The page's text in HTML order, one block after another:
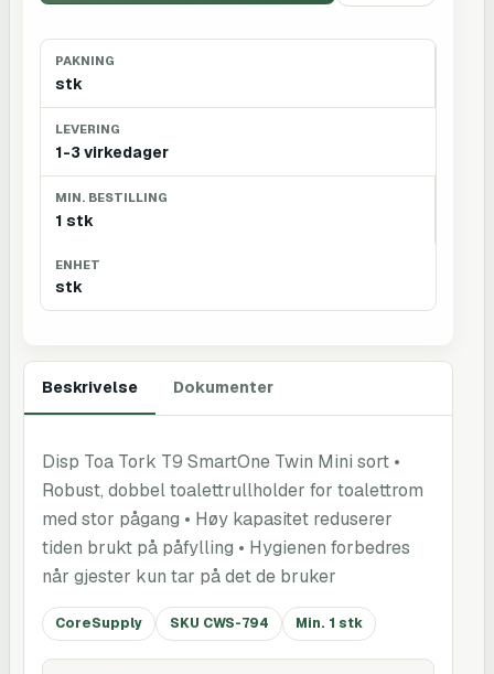
PAKNING
stk
LEVERING
1-3 virkedager
MIN. BESTILLING
1 stk
ENHET
stk
Beskrivelse Dokumenter
Disp Toa Tork T9 SmartOne Twin Mini sort •
Robust, dobbel toalettrullholder for toalettrom
med stor pågang • Høy kapasitet reduserer
tiden brukt på påfylling • Hygienen forbedres
når gjester kun tar på det de bruker
CoreSupply SKU CWS-794 Min. 1 stk